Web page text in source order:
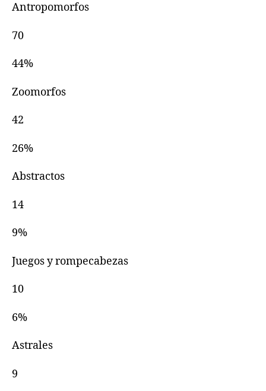
Antropomorfos
70
44%
Zoomorfos
42
26%
Abstractos
14
9%
Juegos y rompecabezas
10
6%
Astrales
9